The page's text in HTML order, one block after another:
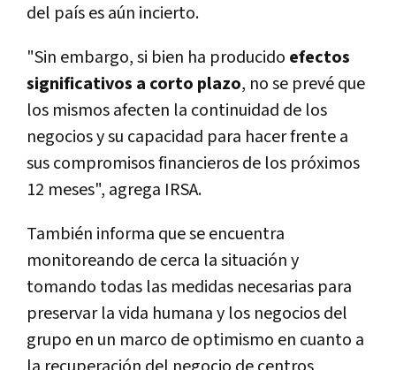
del país es aún incierto.
"Sin embargo, si bien ha producido efectos
significativos a corto plazo, no se prevé que
los mismos afecten la continuidad de los
negocios y su capacidad para hacer frente a
sus compromisos financieros de los próximos
12 meses", agrega IRSA.
También informa que se encuentra
monitoreando de cerca la situación y
tomando todas las medidas necesarias para
preservar la vida humana y los negocios del
grupo en un marco de optimismo en cuanto a